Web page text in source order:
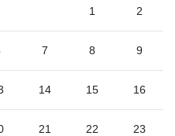
1 2
7 8 9
14 15 16
21 22 23